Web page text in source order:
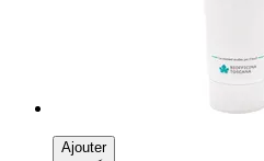
Ajouter